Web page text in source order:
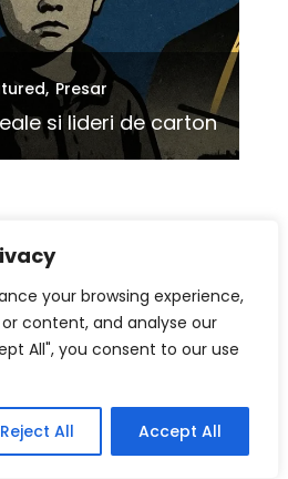
your browsing experience,
content, and analyse our
All", you consent to our use
Reject All Accept All
Presar
si lideri de carton
Facem Bine